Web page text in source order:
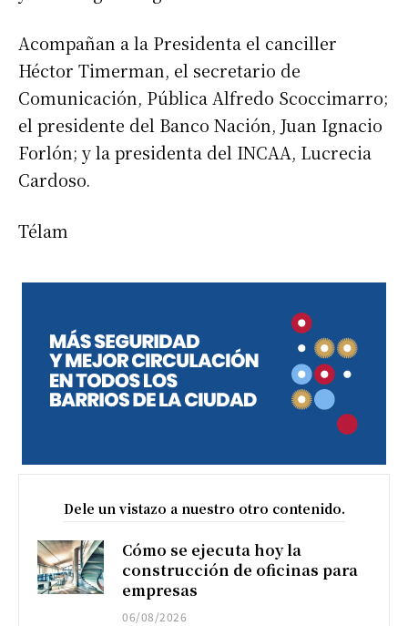
Acompañan a la Presidenta el canciller
Héctor Timerman, el secretario de
Comunicación, Pública Alfredo Scoccimarro;
el presidente del Banco Nación, Juan Ignacio
Forlón; y la presidenta del INCAA, Lucrecia
Cardoso.
Télam
Dele un vistazo a nuestro otro contenido.
Cómo se ejecuta hoy la
construcción de oficinas para
empresas
06/08/2026